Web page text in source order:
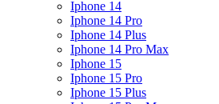
Iphone 14
Iphone 14 Pro
Iphone 14 Plus
Iphone 14 Pro Max
Iphone 15
Iphone 15 Pro
Iphone 15 Plus